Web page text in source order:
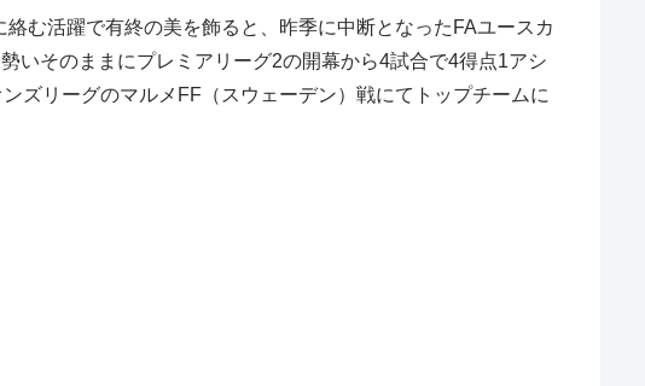
む活躍で有終の美を飾ると、昨季に中断となったFAユースカ
いそのままにプレミアリーグ2の開幕から4試合で4得点1アシ
ズリーグのマルメFF（スウェーデン）戦にてトップチームに